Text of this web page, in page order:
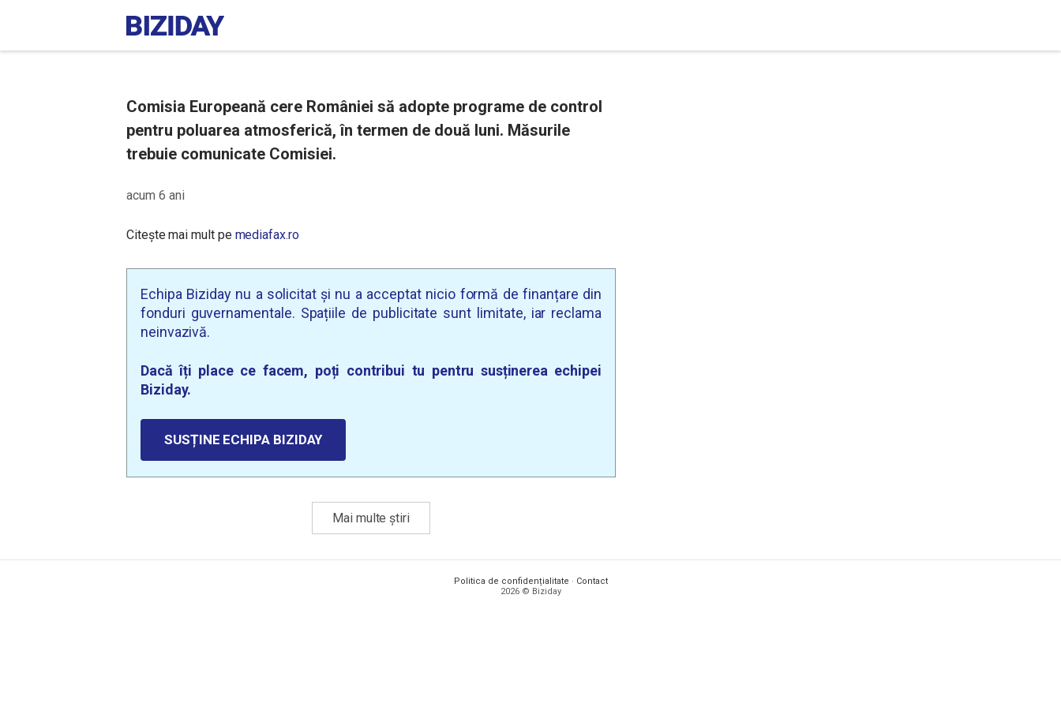
Comisia Europeană cere României să adopte programe de control
pentru poluarea atmosferică, în termen de două luni. Măsurile
trebuie comunicate Comisiei.
acum 6 ani
Citește mai mult pe mediafax.ro
Echipa Biziday nu a solicitat și nu a acceptat nicio formă de finanțare din
fonduri guvernamentale. Spațiile de publicitate sunt limitate, iar reclama
neinvazivă.
Dacă îți place ce facem, poți contribui tu pentru susținerea echipei
Biziday.
SUSȚINE ECHIPA BIZIDAY
Mai multe știri
Politica de confidențialitate · Contact
2026 © Biziday